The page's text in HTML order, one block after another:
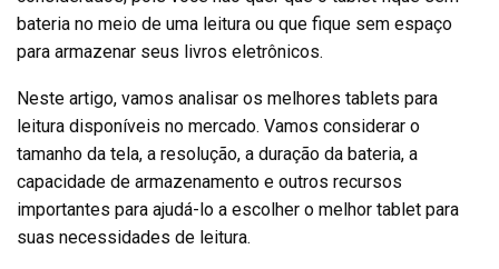
bateria no meio de uma leitura ou que fique sem espaço
para armazenar seus livros eletrônicos.
Neste artigo, vamos analisar os melhores tablets para
leitura disponíveis no mercado. Vamos considerar o
tamanho da tela, a resolução, a duração da bateria, a
capacidade de armazenamento e outros recursos
importantes para ajudá-lo a escolher o melhor tablet para
suas necessidades de leitura.